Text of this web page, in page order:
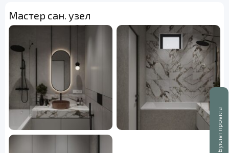
Буклет проекта
Мастер сан. узел